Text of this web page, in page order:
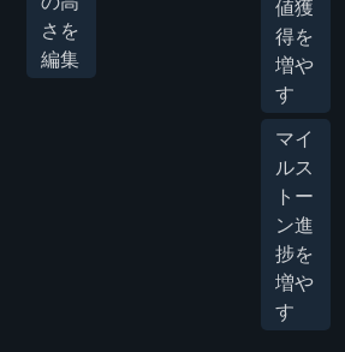
さを
編集
値獲
得を
増や
す
マイ
ルス
トー
ン進
捗を
増や
す